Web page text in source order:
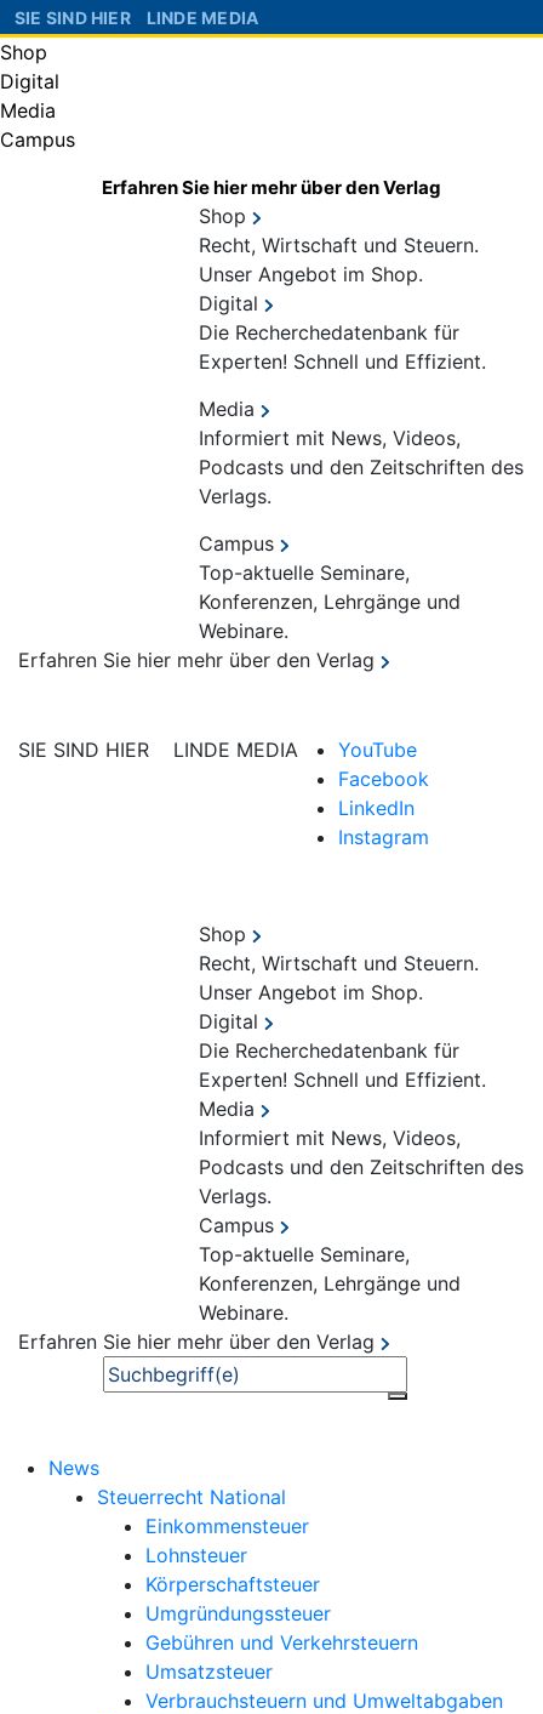
SIE SIND HIER LINDE MEDIA
Shop
Digital
Media
Campus
Erfahren Sie hier mehr über den Verlag
Shop
Recht, Wirtschaft und Steuern.
Unser Angebot im Shop.
Digital
Die Recherchedatenbank für
Experten! Schnell und Effizient.
Media
Informiert mit News, Videos,
Podcasts und den Zeitschriften des
Verlags.
Campus
Top-aktuelle Seminare,
Konferenzen, Lehrgänge und
Webinare.
Erfahren Sie hier mehr über den Verlag
SIE SIND HIER LINDE MEDIA
YouTube
Facebook
LinkedIn
Instagram
Shop
Recht, Wirtschaft und Steuern.
Unser Angebot im Shop.
Digital
Die Recherchedatenbank für
Experten! Schnell und Effizient.
Media
Informiert mit News, Videos,
Podcasts und den Zeitschriften des
Verlags.
Campus
Top-aktuelle Seminare,
Konferenzen, Lehrgänge und
Webinare.
Erfahren Sie hier mehr über den Verlag
Suche
News
Steuerrecht National
Einkommensteuer
Lohnsteuer
Körperschaftsteuer
Umgründungssteuer
Gebühren und Verkehrsteuern
Umsatzsteuer
Verbrauchsteuern und Umweltabgaben